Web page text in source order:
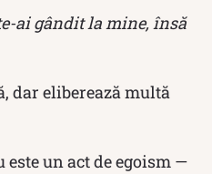
ai gândit la mine, însă
dar eliberează multă
este un act de egoism —